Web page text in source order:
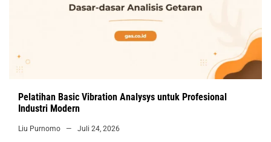
Pelatihan Basic Vibration Analysys untuk Profesional
Industri Modern
Liu Purnomo Juli 24, 2026